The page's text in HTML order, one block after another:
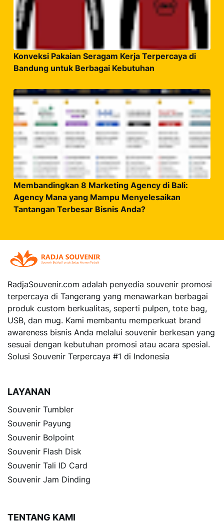
Konveksi Pakaian Seragam Kerja Terpercaya di
Bandung untuk Berbagai Kebutuhan
Membandingkan 8 Marketing Agency di Bali:
Agency Mana yang Mampu Menyelesaikan
Tantangan Terbesar Bisnis Anda?
RadjaSouvenir.com adalah penyedia souvenir promosi
terpercaya di Tangerang yang menawarkan berbagai
produk custom berkualitas, seperti pulpen, tote bag,
USB, dan mug. Kami membantu memperkuat brand
awareness bisnis Anda melalui souvenir berkesan yang
sesuai dengan kebutuhan promosi atau acara spesial.
Solusi Souvenir Terpercaya #1 di Indonesia
LAYANAN
Souvenir Tumbler
Souvenir Payung
Souvenir Bolpoint
Souvenir Flash Disk
Souvenir Tali ID Card
Souvenir Jam Dinding
TENTANG KAMI